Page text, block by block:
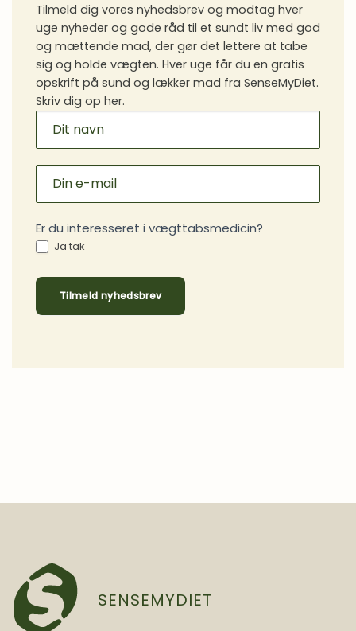
Tilmeld dig vores nyhedsbrev og modtag hver
uge nyheder og gode råd til et sundt liv med god
og mættende mad, der gør det lettere at tabe
sig og holde vægten. Hver uge får du en gratis
opskrift på sund og lækker mad fra SenseMyDiet.
Skriv dig op her.
MAILCHIMP
SIGNUP
Er du interesseret i vægttabsmedicin?
Ja tak
Tilmeld nyhedsbrev
SENSEMYDIET